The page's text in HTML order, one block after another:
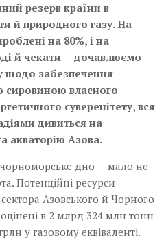
резерв країни в
й природного газу. На
на 80%, і на
й чекати — дочавлюємо
щодо забезпечення
власного
суверенітету, вся
дивиться на
акваторію Азова.
чорноморське дно — мало не
Потенційні ресурси
Азовського й Чорного
в 2 млрд 324 млн тонн
у газовому еквіваленті.